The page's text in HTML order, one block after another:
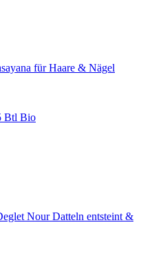
für Haare & Nägel
Btl Bio
Datteln entsteint &